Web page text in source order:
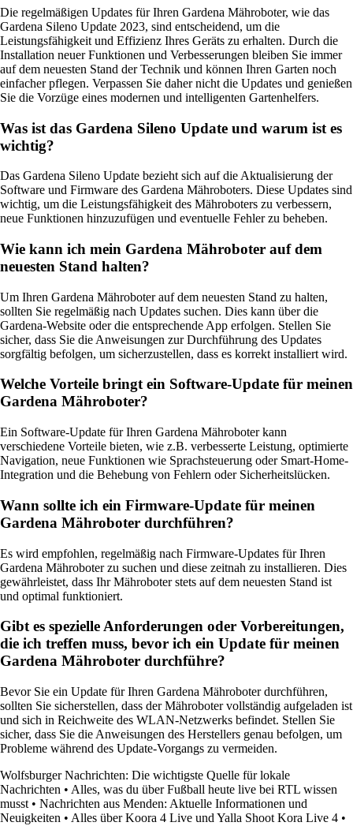
Die regelmäßigen Updates für Ihren Gardena Mähroboter, wie das
Gardena Sileno Update 2023, sind entscheidend, um die
Leistungsfähigkeit und Effizienz Ihres Geräts zu erhalten. Durch die
Installation neuer Funktionen und Verbesserungen bleiben Sie immer
auf dem neuesten Stand der Technik und können Ihren Garten noch
einfacher pflegen. Verpassen Sie daher nicht die Updates und genießen
Sie die Vorzüge eines modernen und intelligenten Gartenhelfers.
Was ist das Gardena Sileno Update und warum ist es
wichtig?
Das Gardena Sileno Update bezieht sich auf die Aktualisierung der
Software und Firmware des Gardena Mähroboters. Diese Updates sind
wichtig, um die Leistungsfähigkeit des Mähroboters zu verbessern,
neue Funktionen hinzuzufügen und eventuelle Fehler zu beheben.
Wie kann ich mein Gardena Mähroboter auf dem
neuesten Stand halten?
Um Ihren Gardena Mähroboter auf dem neuesten Stand zu halten,
sollten Sie regelmäßig nach Updates suchen. Dies kann über die
Gardena-Website oder die entsprechende App erfolgen. Stellen Sie
sicher, dass Sie die Anweisungen zur Durchführung des Updates
sorgfältig befolgen, um sicherzustellen, dass es korrekt installiert wird.
Welche Vorteile bringt ein Software-Update für meinen
Gardena Mähroboter?
Ein Software-Update für Ihren Gardena Mähroboter kann
verschiedene Vorteile bieten, wie z.B. verbesserte Leistung, optimierte
Navigation, neue Funktionen wie Sprachsteuerung oder Smart-Home-
Integration und die Behebung von Fehlern oder Sicherheitslücken.
Wann sollte ich ein Firmware-Update für meinen
Gardena Mähroboter durchführen?
Es wird empfohlen, regelmäßig nach Firmware-Updates für Ihren
Gardena Mähroboter zu suchen und diese zeitnah zu installieren. Dies
gewährleistet, dass Ihr Mähroboter stets auf dem neuesten Stand ist
und optimal funktioniert.
Gibt es spezielle Anforderungen oder Vorbereitungen,
die ich treffen muss, bevor ich ein Update für meinen
Gardena Mähroboter durchführe?
Bevor Sie ein Update für Ihren Gardena Mähroboter durchführen,
sollten Sie sicherstellen, dass der Mähroboter vollständig aufgeladen ist
und sich in Reichweite des WLAN-Netzwerks befindet. Stellen Sie
sicher, dass Sie die Anweisungen des Herstellers genau befolgen, um
Probleme während des Update-Vorgangs zu vermeiden.
Wolfsburger Nachrichten: Die wichtigste Quelle für lokale
Nachrichten • Alles, was du über Fußball heute live bei RTL wissen
musst • Nachrichten aus Menden: Aktuelle Informationen und
Neuigkeiten • Alles über Koora 4 Live und Yalla Shoot Kora Live 4 •